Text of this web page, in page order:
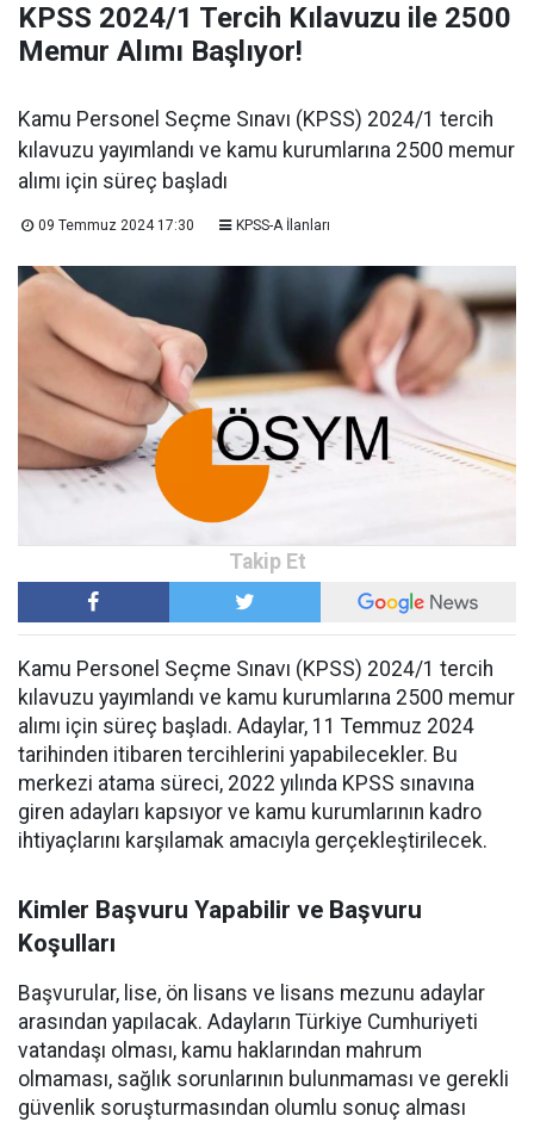
KPSS 2024/1 Tercih Kılavuzu ile 2500
Memur Alımı Başlıyor!
Kamu Personel Seçme Sınavı (KPSS) 2024/1 tercih
kılavuzu yayımlandı ve kamu kurumlarına 2500 memur
alımı için süreç başladı
09 Temmuz 2024 17:30 KPSS-A İlanları
Kamu Personel Seçme Sınavı (KPSS) 2024/1 tercih
kılavuzu yayımlandı ve kamu kurumlarına 2500 memur
alımı için süreç başladı. Adaylar, 11 Temmuz 2024
tarihinden itibaren tercihlerini yapabilecekler. Bu
merkezi atama süreci, 2022 yılında KPSS sınavına
giren adayları kapsıyor ve kamu kurumlarının kadro
ihtiyaçlarını karşılamak amacıyla gerçekleştirilecek.
Kimler Başvuru Yapabilir ve Başvuru
Koşulları
Başvurular, lise, ön lisans ve lisans mezunu adaylar
arasından yapılacak. Adayların Türkiye Cumhuriyeti
vatandaşı olması, kamu haklarından mahrum
olmaması, sağlık sorunlarının bulunmaması ve gerekli
güvenlik soruşturmasından olumlu sonuç alması